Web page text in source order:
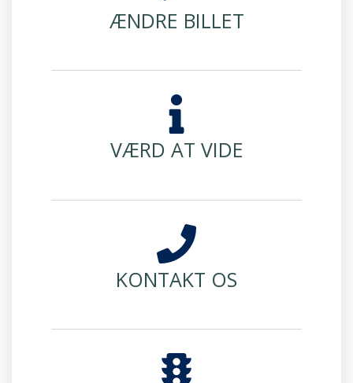
ÆNDRE BILLET
VÆRD AT VIDE
KONTAKT OS